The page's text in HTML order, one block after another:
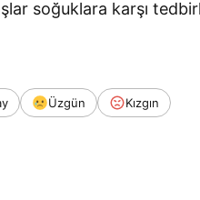
soğuklara karşı
Üzgün Kızgın